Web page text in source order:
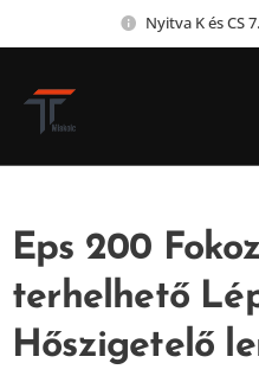
Nyitva K és CS
Eps 200
terhelhető
Hőszigetelő